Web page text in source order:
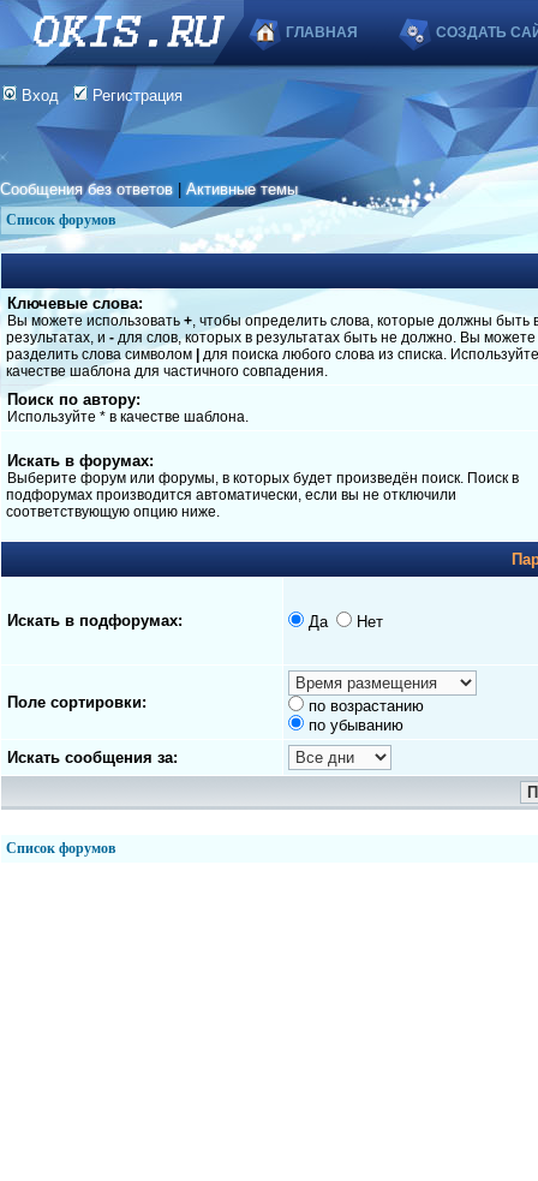
ГЛАВНАЯ СОЗДАТЬ
Вход Регистрация
Сообщения без ответов |Активные темы
Список форумов
Ключевые слова:
Вы можете использовать +, чтобы определить слова, которые должны быть
результатах, и - для слов, которых в результатах быть не должно. Вы можете
разделить слова символом
для поиска любого слова из списка.
качестве шаблона для частичного совпадения.
Поиск по автору:
Используйте * в качестве шаблона.
Искать в форумах:
Выберите форум или форумы, в которых будет произведён поиск. Поиск в
подфорумах производится автоматически, если вы не отключили
соответствующую опцию ниже.
Искать в подфорумах: Да Нет
Поле сортировки:
по возрастанию
по убыванию
Искать сообщения за:
Список форумов